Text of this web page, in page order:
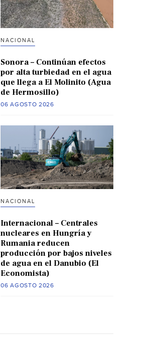
NACIONAL
Sonora – Continúan efectos
por alta turbiedad en el agua
que llega a El Molinito (Agua
de Hermosillo)
06 AGOSTO 2026
NACIONAL
Internacional – Centrales
nucleares en Hungría y
Rumania reducen
producción por bajos niveles
de agua en el Danubio (El
Economista)
06 AGOSTO 2026